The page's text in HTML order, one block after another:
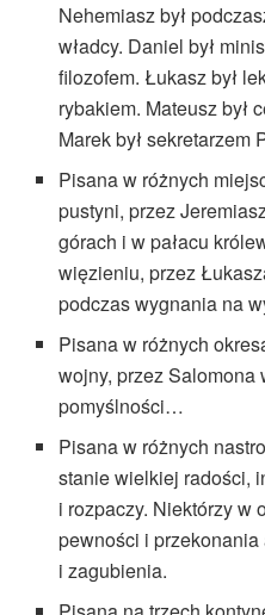
Nehemiasz był
władcy. Daniel był
filozofem. Łukasz był
rybakiem. Mateusz był
Marek był sekretarzem
Pisana w różnych
pustyni, przez
górach i w pałacu
więzieniu, przez
podczas wygnania na
Pisana w różnych
wojny, przez Salomona
pomyślności…
Pisana w różnych
stanie wielkiej radości,
i rozpaczy. Niektórzy w
pewności i
i zagubienia.